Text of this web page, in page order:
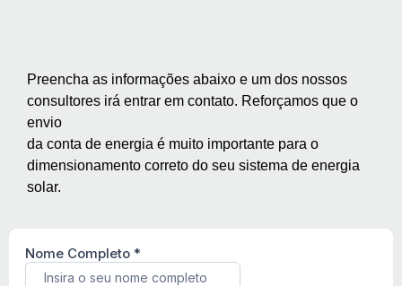
Preencha as informações abaixo e um dos nossos
consultores irá entrar em contato. Reforçamos que o
envio
da conta de energia é muito importante para o
dimensionamento correto do seu sistema de energia
solar.